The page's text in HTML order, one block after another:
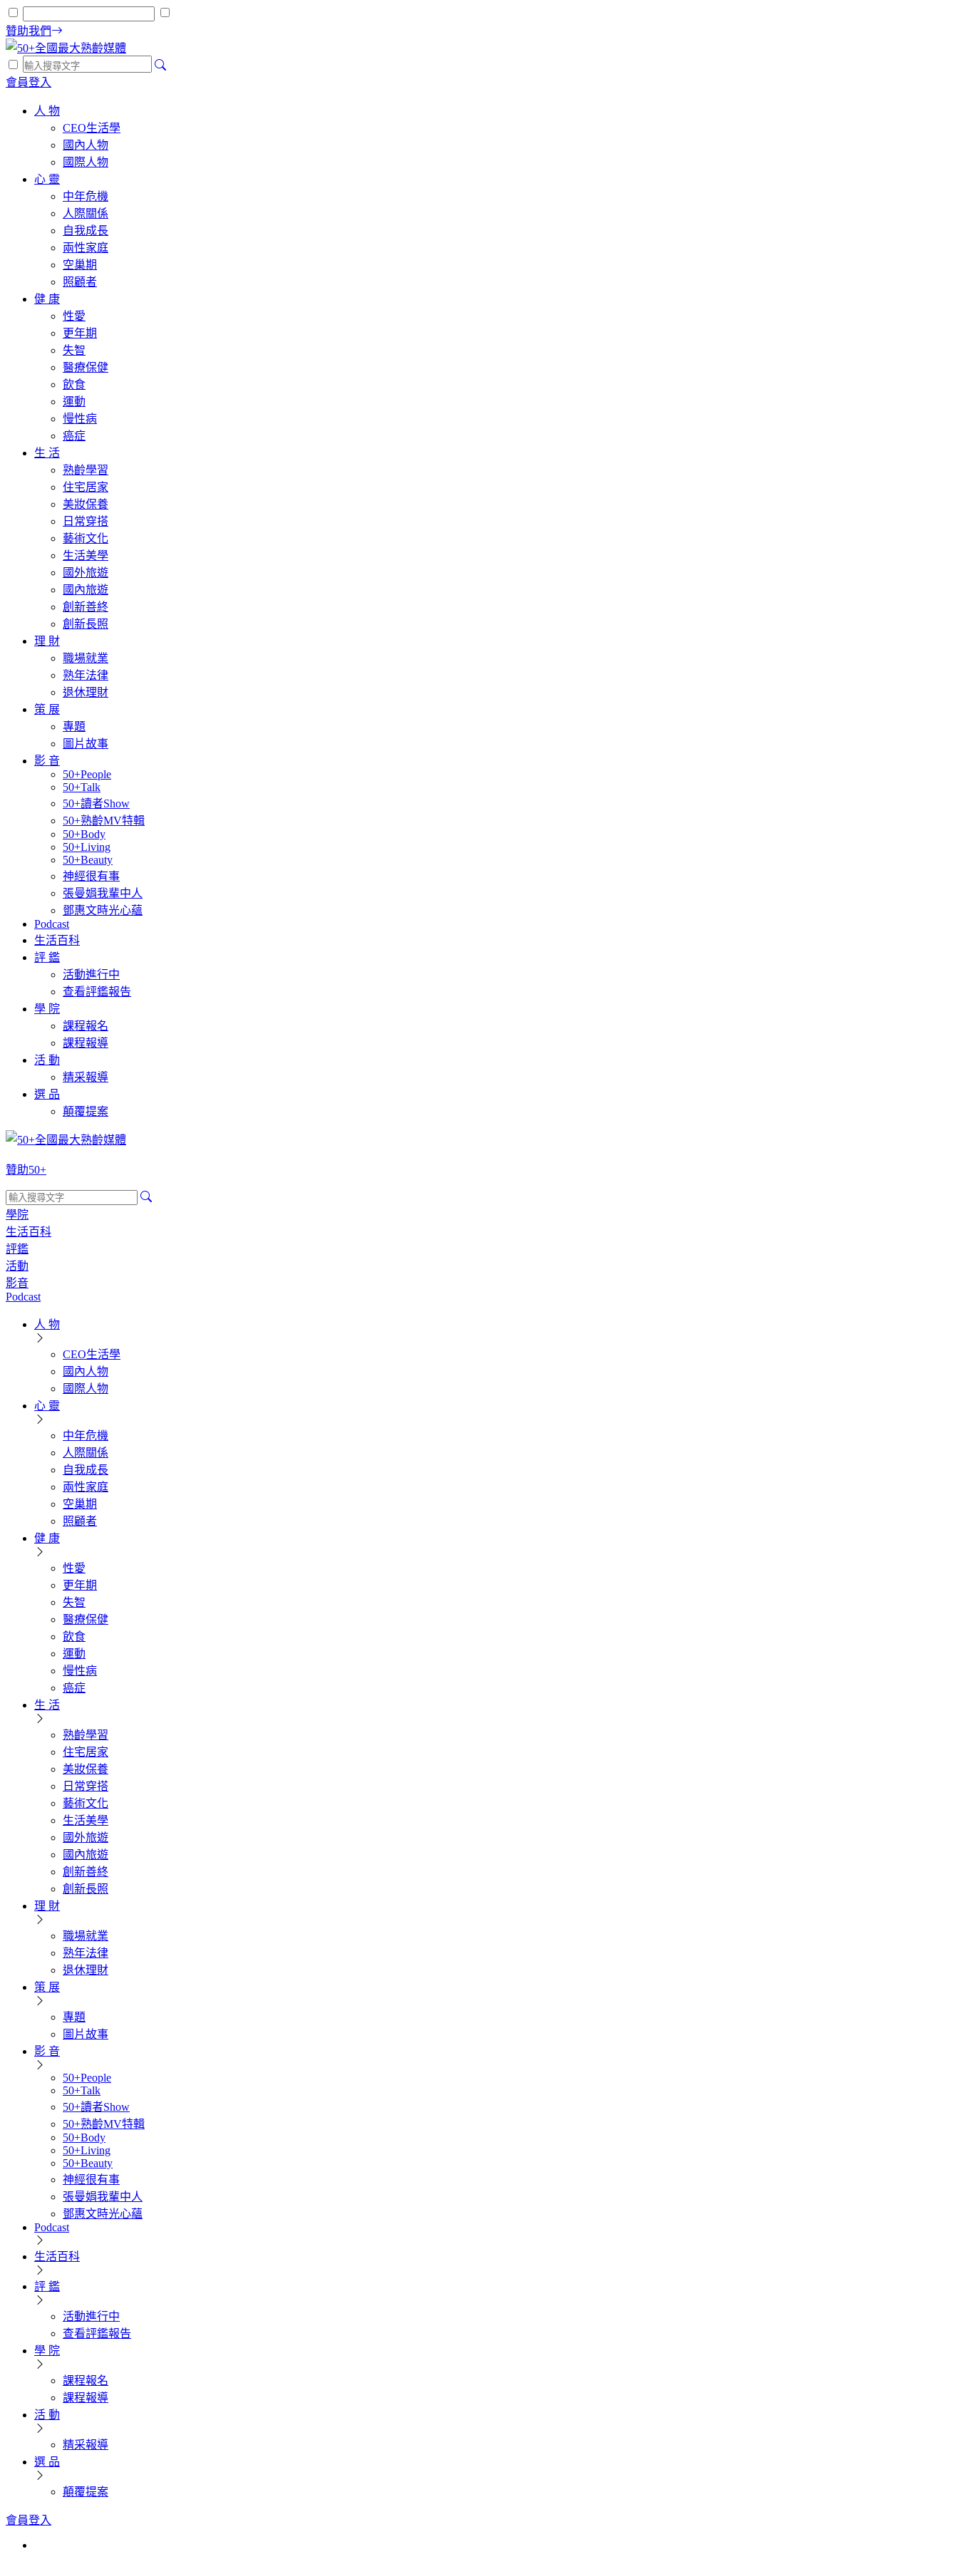
贊助我們
會員登入
人 物
CEO生活學
國內人物
國際人物
心 靈
中年危機
人際關係
自我成長
兩性家庭
空巢期
照顧者
健 康
性愛
更年期
失智
醫療保健
飲食
運動
慢性病
癌症
生 活
熟齡學習
住宅居家
美妝保養
日常穿搭
藝術文化
生活美學
國外旅遊
國內旅遊
創新善終
創新長照
理 財
職場就業
熟年法律
退休理財
策 展
專題
圖片故事
影 音
50+People
50+Talk
50+讀者Show
50+熟齡MV特輯
50+Body
50+Living
50+Beauty
神經很有事
張曼娟我輩中人
鄧惠文時光心蘊
Podcast
生活百科
評 鑑
活動進行中
查看評鑑報告
學 院
課程報名
課程報導
活 動
精采報導
選 品
顛覆提案
贊助50+
學院
生活百科
評鑑
活動
影音
Podcast
人 物
CEO生活學
國內人物
國際人物
心 靈
中年危機
人際關係
自我成長
兩性家庭
空巢期
照顧者
健 康
性愛
更年期
失智
醫療保健
飲食
運動
慢性病
癌症
生 活
熟齡學習
住宅居家
美妝保養
日常穿搭
藝術文化
生活美學
國外旅遊
國內旅遊
創新善終
創新長照
理 財
職場就業
熟年法律
退休理財
策 展
專題
圖片故事
影 音
50+People
50+Talk
50+讀者Show
50+熟齡MV特輯
50+Body
50+Living
50+Beauty
神經很有事
張曼娟我輩中人
鄧惠文時光心蘊
Podcast
生活百科
評 鑑
活動進行中
查看評鑑報告
學 院
課程報名
課程報導
活 動
精采報導
選 品
顛覆提案
會員登入